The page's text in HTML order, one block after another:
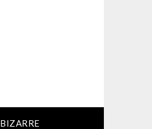
BIZARRE